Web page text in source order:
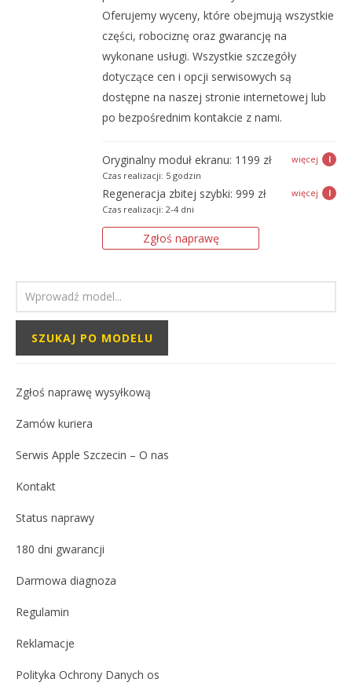
Oferujemy wyceny, które obejmują wszystkie
części, robociznę oraz gwarancję na
wykonane usługi. Wszystkie szczegóły
dotyczące cen i opcji serwisowych są
dostępne na naszej stronie internetowej lub
po bezpośrednim kontakcie z nami.
Oryginalny moduł ekranu: 1199 zł I
Zapewniamy wymianę całego modułu ekranu w
iPadzie Pro 11″ 3. generacji (2021) na nowy,
oryginalny wyświetlacz Apple Retina. Proces
obejmuje profesjonalne programowanie i
precyzyjną kalibrację, co gwarantuje zachowanie
pełna obsługa Apple Pencil. Niezależnie od zakresu
uszkodzeń ekranu, nasz serwis szczególnie poleca
tę usługę, aby zapewnić najwyższą jakość naprawy.
Czas realizacji: 5 godzin
Regeneracja zbitej szybki: 999 zł I
Jeśli Twój tablet ma drobne uszkodzenia szkła na
wyświetlaczu, mimo że ekran jest zintegrowany,
istnieje opcja jego regeneracji. W trakcie tego
dotykową, a następnie zastępowane nowym,
wysokiej jakości zamiennym szkłem o
właściwościach zbliżonych do oryginału.
Czas realizacji: 2-4 dni
Zgłoś naprawę
Zgłoś naprawę wysyłkową
Zamów kuriera
Serwis Apple Szczecin – O nas
Kontakt
Status naprawy
180 dni gwarancji
Darmowa diagnoza
Regulamin
Reklamacje
Polityka Ochrony Danych os